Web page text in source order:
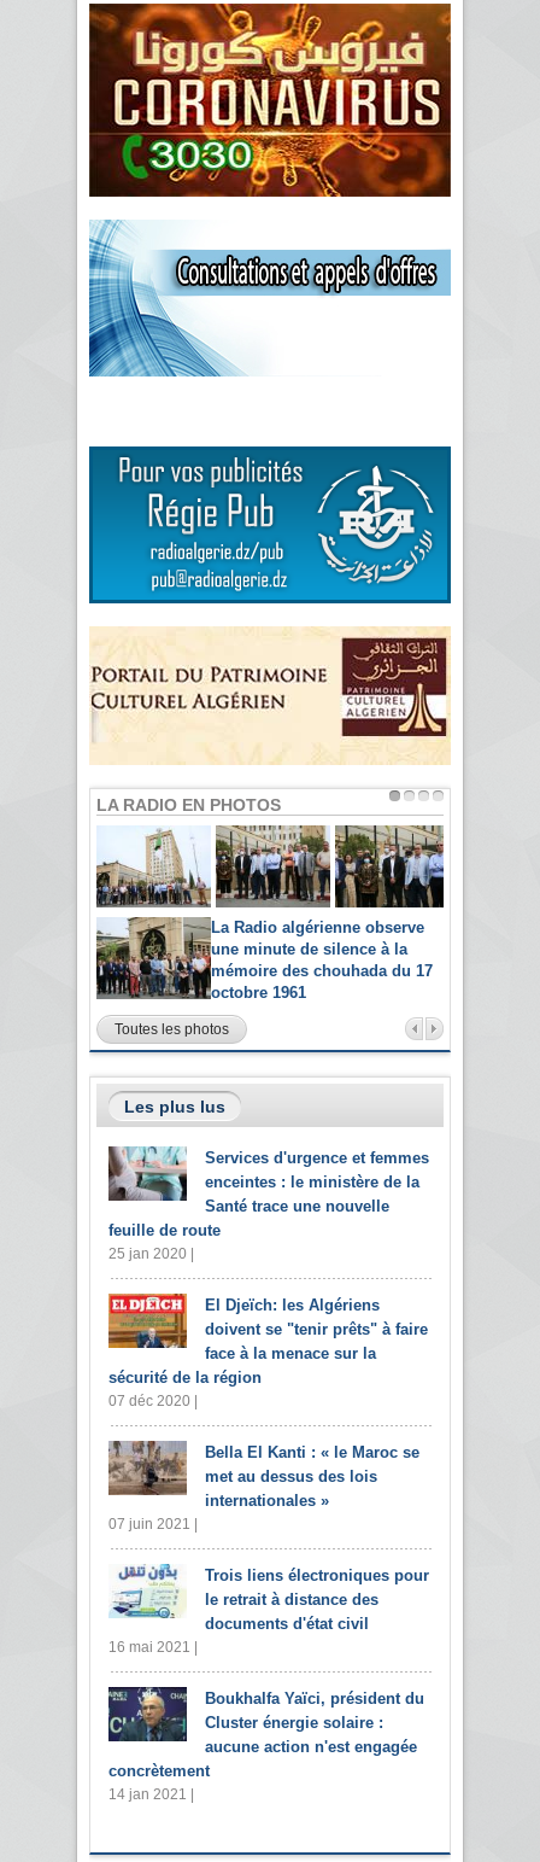
LA RADIO EN PHOTOS
La Radio algérienne observe
une minute de silence à la
mémoire des chouhada du 17
octobre 1961
Toutes les photos
Les plus lus
Services d'urgence et femmes
enceintes : le ministère de la
Santé trace une nouvelle
feuille de route
25 jan 2020 |
El Djeïch: les Algériens
doivent se "tenir prêts" à faire
face à la menace sur la
sécurité de la région
07 déc 2020 |
Bella El Kanti : « le Maroc se
met au dessus des lois
internationales »
07 juin 2021 |
Trois liens électroniques pour
le retrait à distance des
documents d'état civil
16 mai 2021 |
Boukhalfa Yaïci, président du
Cluster énergie solaire :
aucune action n'est engagée
concrètement
14 jan 2021 |